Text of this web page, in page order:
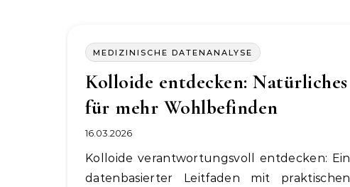
MEDIZINISCHE DATENANALYSE
Kolloide entdecken: Natürliches
für mehr Wohlbefinden
16.03.2026
Kolloide verantwortungsvoll entdecken: Ein
datenbasierter Leitfaden mit praktischen